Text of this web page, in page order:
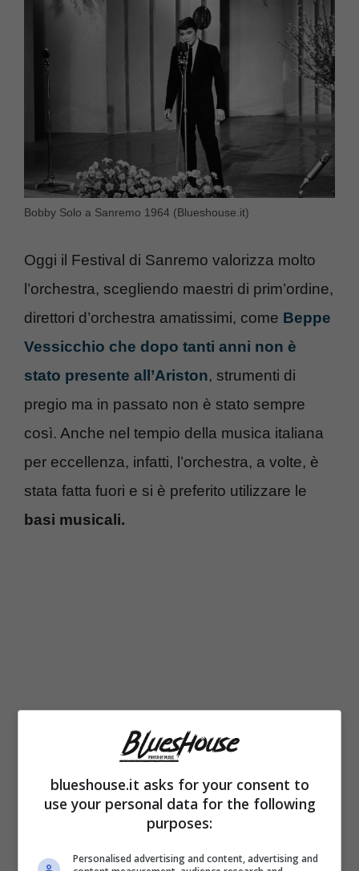
Bobby Solo a Sanremo 1964 (Blueshouse.it)
Oggi il Festival di Sanremo valorizza molto
l’orchestra, scegliendo maestri di prim’ordine,
direttori d’orchestra amatissimi, come Beppe
Vessicchio che dopo tanti anni non è
stato presente all’Ariston, strumenti di
pregio ma in passato non è stato sempre
così. Anche nel tempio della musica italiana
per eccellenza, infatti, l’orchestra, a volte, è
stata fatta fuori e si è preferito utilizzare le
basi musicali.
Il primo eclatante caso risale al1955quando
Claudio Villa,colpito da una forte forma
blueshouse.it asks for your consent to
use your personal data for the following
purposes:
Personalised advertising and content, advertising and